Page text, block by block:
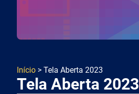
Início > Tela Aberta 2023
Tela Aberta 2023